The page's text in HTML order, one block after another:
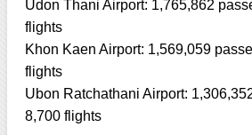
Udon Thani Airport: 1,765,862
flights
Khon Kaen Airport: 1,569,059
flights
Ubon Ratchathani Airport:
8,700 flights